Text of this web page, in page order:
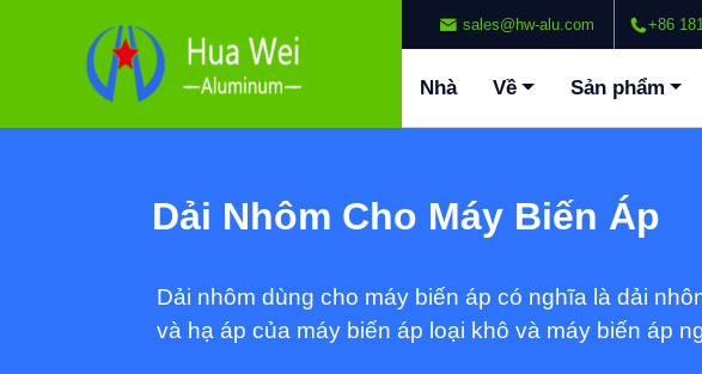
sales@hw-alu.com +86
Nhà Về Sản phẩm
Dải Nhôm Cho Máy Biến Áp
Dải nhôm dùng cho máy biến áp có nghĩa là dải
và hạ áp của máy biến áp loại khô và máy biến áp